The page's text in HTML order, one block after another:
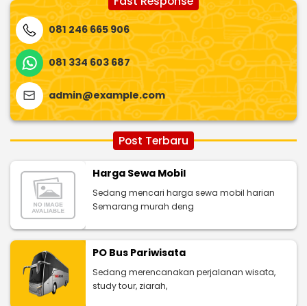
081 246 665 906
081 334 603 687
admin@example.com
Post Terbaru
Harga Sewa Mobil
Sedang mencari harga sewa mobil harian
Semarang murah deng
PO Bus Pariwisata
Sedang merencanakan perjalanan wisata,
study tour, ziarah,